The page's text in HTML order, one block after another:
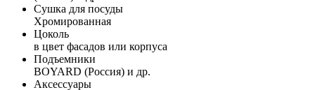
Сушка для посуды
Хромированная
Цоколь
в цвет фасадов или корпуса
Подъемники
BOYARD (Россия) и др.
Аксессуары